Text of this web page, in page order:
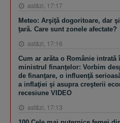
astăzi, 17:17
Meteo: Arşiţă dogoritoare, dar
ţară. Care sunt zonele afectate?
astăzi, 17:16
Cum ar arăta o Românie
ministrul finanţelor: Vorbim
de finanţare, o influenţă
a inflaţiei şi asupra creşterii
recesiune VIDEO
astăzi, 17:13